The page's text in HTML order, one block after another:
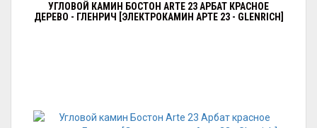
УГЛОВОЙ КАМИН БОСТОН ARTE 23 АРБАТ КРАСНОЕ
ДЕРЕВО - ГЛЕНРИЧ [ЭЛЕКТРОКАМИН АРТЕ 23 - GLENRICH]